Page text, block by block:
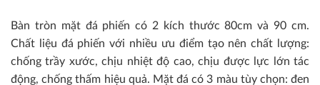
Bàn tròn mặt đá phiến có 2 kích thước 80cm và 90 cm.
Chất liệu đá phiến với nhiều ưu điểm tạo nên chất lượng:
chống trầy xước, chịu nhiệt độ cao, chịu được lực lớn tác
động, chống thấm hiệu quả. Mặt đá có 3 màu tùy chọn: đen